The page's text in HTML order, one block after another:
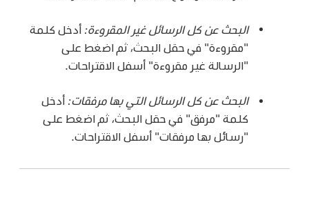
البحث عن كل الرسائل غير المقروءة: أدخل كلمة
"مقروءة" في حقل البحث، ثم اضغط على
"الرسالة غير مقروءة" أسفل الاقتراحات.
البحث عن كل الرسائل التي بها مرفقات: أدخل
كلمة "مرفق" في حقل البحث، ثم اضغط على
"رسائل بها مرفقات" أسفل الاقتراحات.